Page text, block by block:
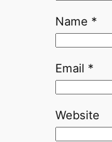
Name *
Email *
Website